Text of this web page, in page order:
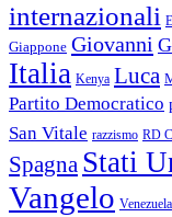
internazionali
Giappone Giovanni
Italia Kenya Luca
Partito Democratico
San Vitale razzismo RD
Spagna Stati
Vangelo Venezuela